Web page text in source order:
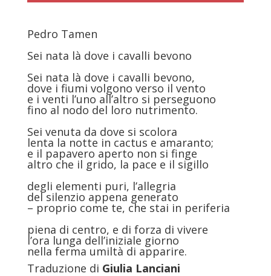
Pedro Tamen
Sei nata là dove i cavalli bevono
Sei nata là dove i cavalli bevono,
dove i fiumi volgono verso il vento
e i venti l’uno all’altro si perseguono
fino al nodo del loro nutrimento.
Sei venuta da dove si scolora
lenta la notte in cactus e amaranto;
e il papavero aperto non si finge
altro che il grido, la pace e il sigillo
degli elementi puri, l’allegria
del silenzio appena generato
– proprio come te, che stai in periferia
piena di centro, e di forza di vivere
l’ora lunga dell’iniziale giorno
nella ferma umiltà di apparire.
Traduzione di Giulia Lanciani